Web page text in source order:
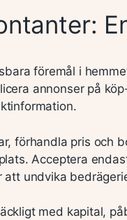
föremål i
annonser på
förhandla pris och
Acceptera
undvika
med kapital,